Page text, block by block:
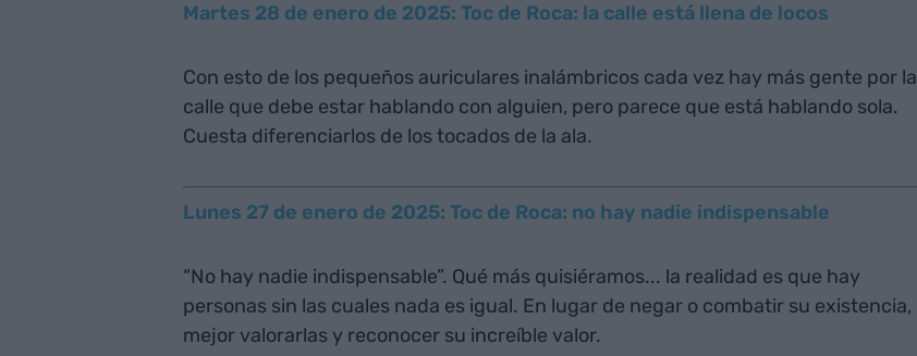
Martes 28 de enero de 2025: Toc de Roca: la calle está llena de locos
Con esto de los pequeños auriculares inalámbricos cada vez hay más gente por la
calle que debe estar hablando con alguien, pero parece que está hablando sola.
Cuesta diferenciarlos de los tocados de la ala.
Lunes 27 de enero de 2025: Toc de Roca: no hay nadie indispensable
“No hay nadie indispensable”. Qué más quisiéramos... la realidad es que hay
personas sin las cuales nada es igual. En lugar de negar o combatir su existencia,
mejor valorarlas y reconocer su increíble valor.